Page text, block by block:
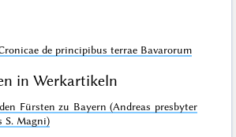
de principibus terrae Bavarorum
in Werkartikeln
Fürsten zu Bayern (Andreas presbyter
S. Magni)